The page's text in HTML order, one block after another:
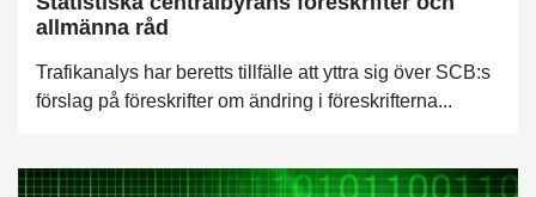
allmänna råd
Trafikanalys har beretts tillfälle att yttra sig över SCB:s
förslag på föreskrifter om ändring i föreskrifterna...